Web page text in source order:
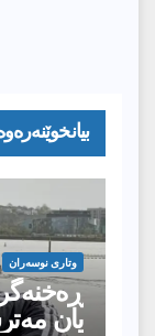
وتارى نوسەران
یان